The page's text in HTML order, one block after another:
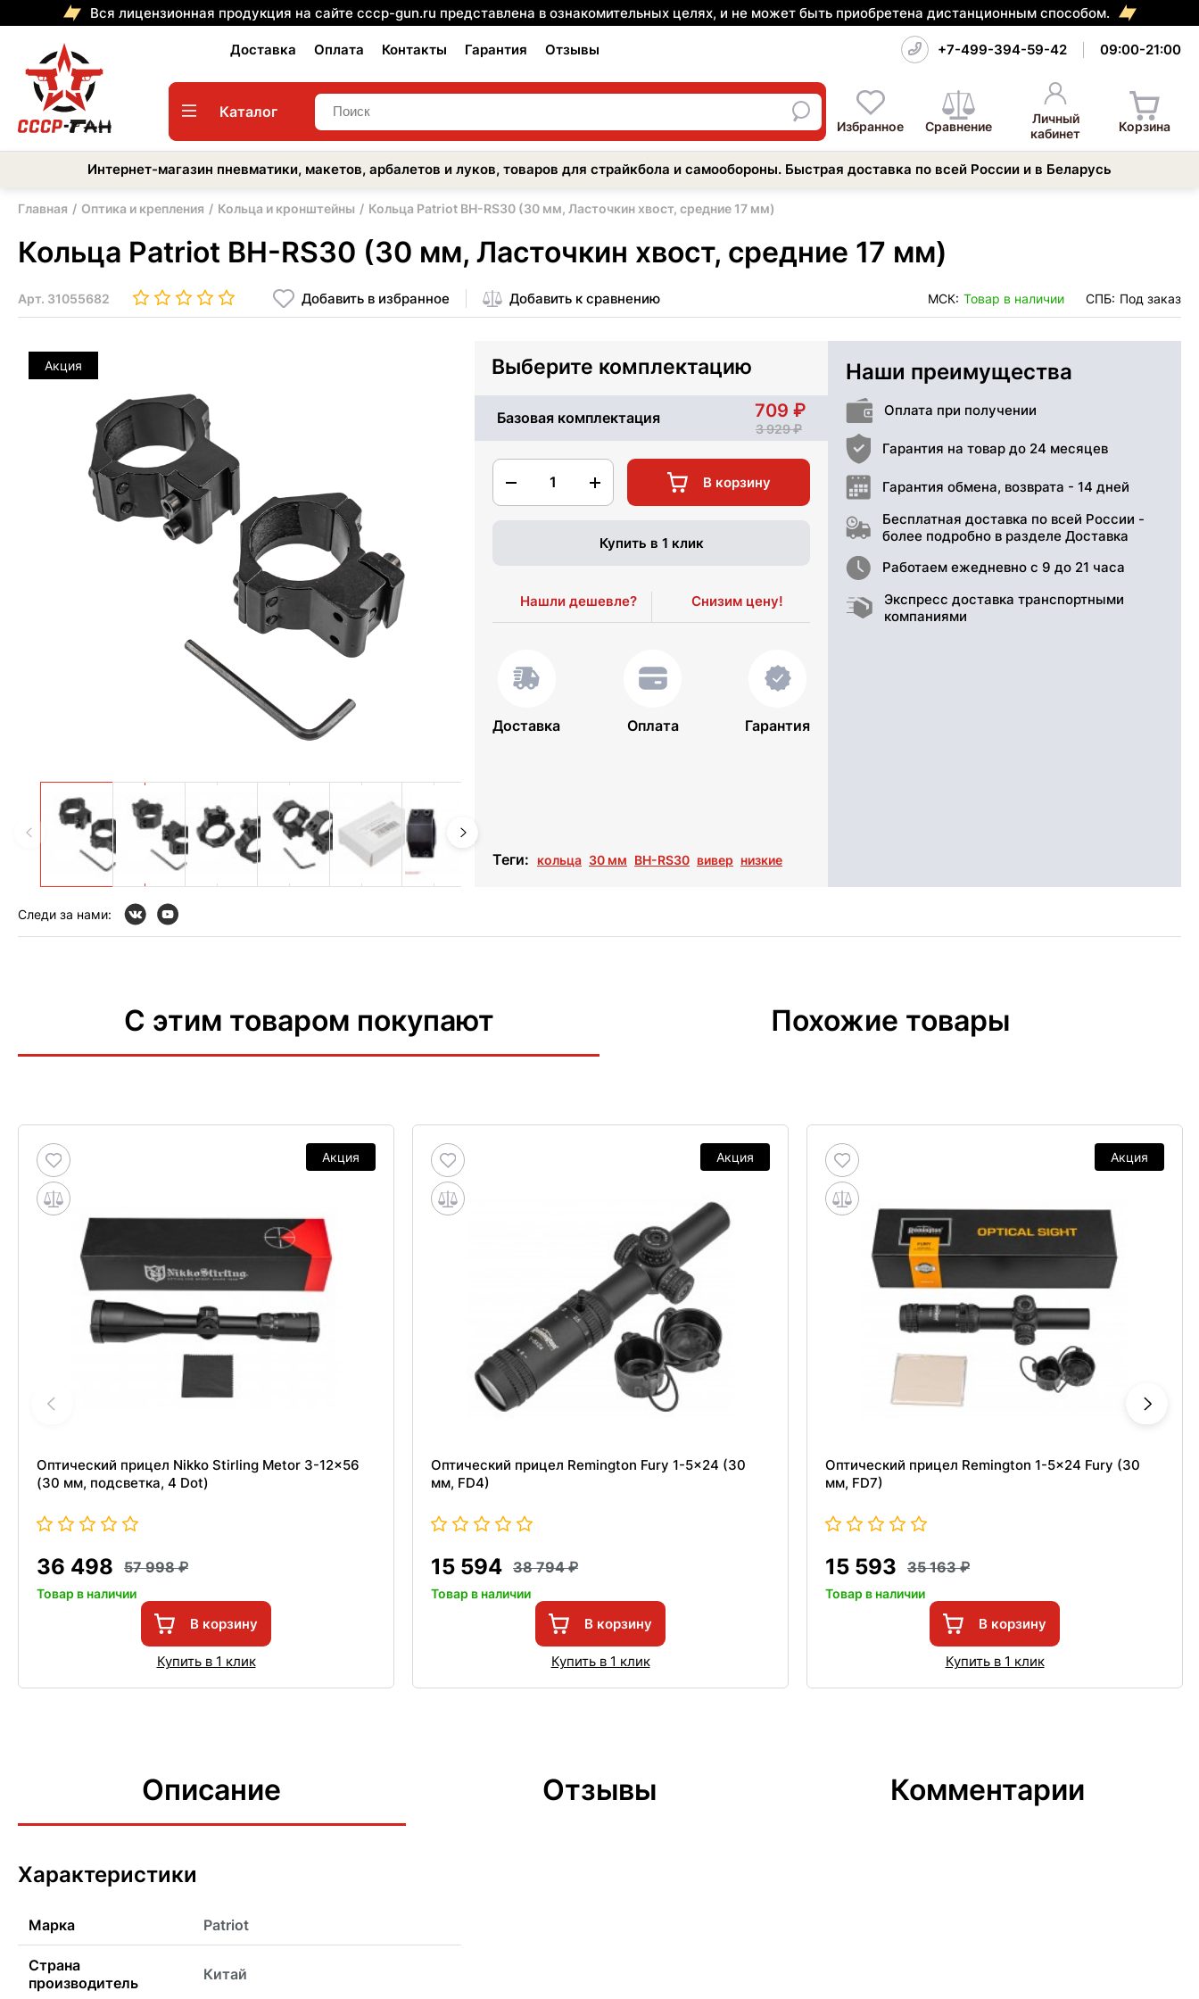
Вся лицензионная продукция на сайте cccp-gun.ru представлена в ознакомительных целях, и не может быть приобретена дистанционным способом.
Доставка Оплата Контакты Гарантия Отзывы +7-499-394-59-42 09:00-21:00
Каталог
Избранное Сравнение
Личный
кабинет
Корзина
Интернет-магазин пневматики, макетов, арбалетов и луков, товаров для страйкбола и самообороны. Быстрая доставка по всей России и в Беларусь
Главная Оптика и крепления Кольца и кронштейны Кольца Patriot BH-RS30 (30 мм, Ласточкин хвост, средние 17 мм)
Кольца Patriot BH-RS30 (30 мм, Ласточкин хвост, средние 17 мм)
Арт. 31055682 Добавить в избранное Добавить к сравнению МСК: Товар в наличии СПБ: Под заказ
Акция Выберите комплектацию
Базовая комплектация 709
3 929
1 В корзину
Купить в 1 клик
Нашли дешевле? Снизим цену!
Доставка Оплата Гарантия
Теги: кольца 30 мм BH-RS30 вивер низкие
Наши преимущества
Оплата при получении
Гарантия на товар до 24 месяцев
Гарантия обмена, возврата - 14 дней
Бесплатная доставка по всей России -
более подробно в разделе Доставка
Работаем ежедневно с 9 до 21 часа
Экспресс доставка транспортными
компаниями
Следи за нами:
С этим товаром покупают Похожие товары
Акция
Оптический прицел Nikko Stirling Metor 3-12x56
(30 мм, подсветка, 4 Dot)
36 498 57 998
Товар в наличии
В корзину
Купить в 1 клик
Акция
Оптический прицел Remington Fury 1-5x24 (30
мм, FD4)
15 594 38 794
Товар в наличии
В корзину
Купить в 1 клик
Акция
Оптический прицел Remington 1-5x24 Fury (30
мм, FD7)
15 593 35 163
Товар в наличии
В корзину
Купить в 1 клик
Описание Отзывы Комментарии
Характеристики
Марка Patriot
Страна
производитель
Китай